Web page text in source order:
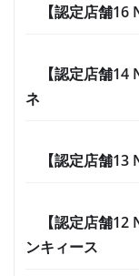
【認定店舗
【認定店舗
ネ
【認定店舗
【認定店舗
ンキィース